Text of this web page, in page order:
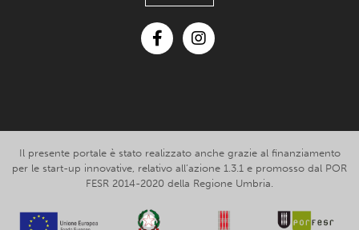
Il presente portale è stato realizzato anche grazie al finanziamento
per le start-up innovative, relativo all’azione 1.3.1 e promosso dal POR
FESR 2014-2020 della Regione Umbria.